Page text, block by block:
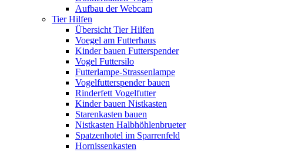
Aufbau der Webcam
Tier Hilfen
Übersicht Tier Hilfen
Voegel am Futterhaus
Kinder bauen Futterspender
Vogel Futtersilo
Futterlampe-Strassenlampe
Vogelfutterspender bauen
Rinderfett Vogelfutter
Kinder bauen Nistkasten
Starenkasten bauen
Nistkasten Halbhöhlenbrueter
Spatzenhotel im Sparrenfeld
Hornissenkasten